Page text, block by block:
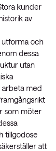
kunder
av
utforma och
dessa
utan
arbeta med
som möter
tillgodose
att